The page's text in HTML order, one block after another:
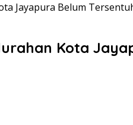
Jayapura Belum
Kota